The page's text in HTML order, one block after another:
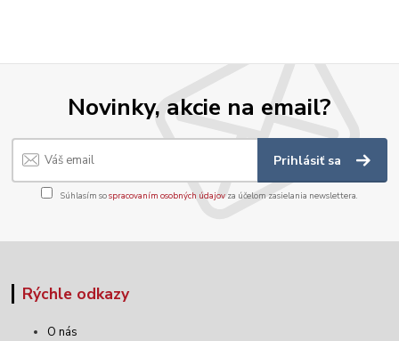
Novinky, akcie na email?
Prihlásiť sa
Súhlasím sospracovaním osobných údajov za účelom zasielania newslettera.
Rýchle odkazy
O nás